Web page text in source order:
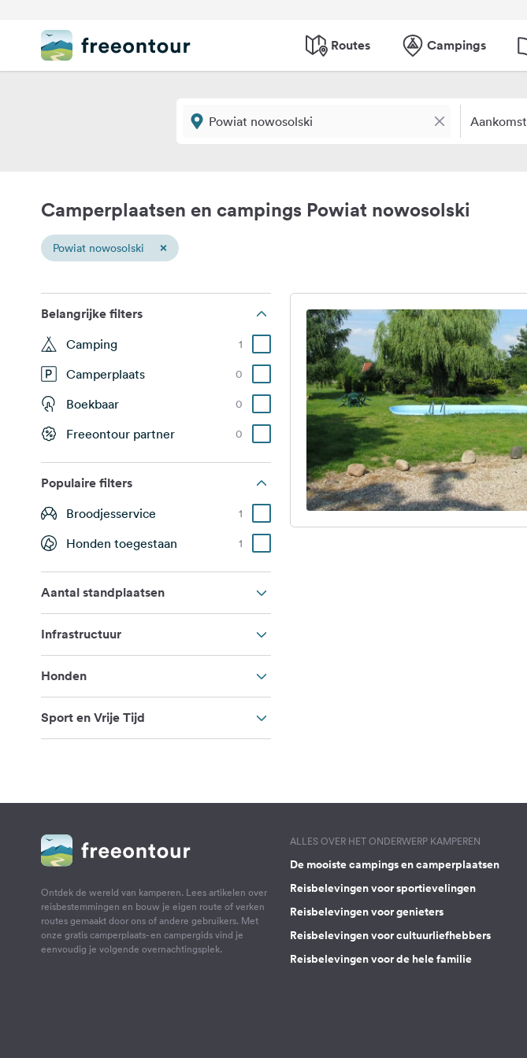
Routes Campings
Aankomst
Camperplaatsen en campings Powiat nowosolski
Powiat nowosolski ×
Belangrijke filters
Camping 1
Camperplaats 0
Boekbaar 0
Freeontour partner 0
Populaire filters
Broodjesservice 1
Honden toegestaan 1
Aantal standplaatsen
Infrastructuur
Honden
Sport en Vrije Tijd
Ontdek de wereld van kamperen. Lees artikelen over
reisbestemmingen en bouw je eigen route of verken
routes gemaakt door ons of andere gebruikers. Met
onze gratis camperplaats- en campergids vind je
eenvoudig je volgende overnachtingsplek.
ALLES OVER HET ONDERWERP KAMPEREN
De mooiste campings en camperplaatsen
Reisbelevingen voor sportievelingen
Reisbelevingen voor genieters
Reisbelevingen voor cultuurliefhebbers
Reisbelevingen voor de hele familie